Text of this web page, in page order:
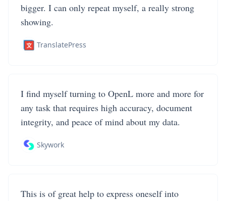
bigger. I can only repeat myself, a really strong
showing.
TranslatePress
I find myself turning to OpenL more and more for
any task that requires high accuracy, document
integrity, and peace of mind about my data.
Skywork
This is of great help to express oneself into